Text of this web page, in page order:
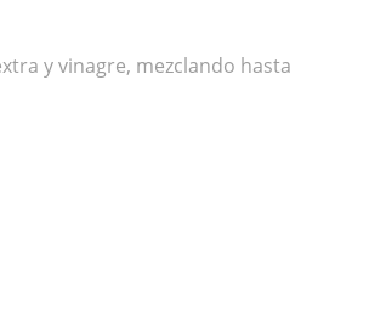
y vinagre, mezclando hasta